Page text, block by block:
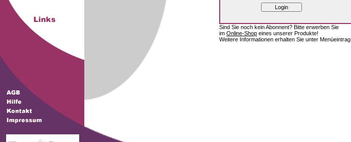
Sind Sie noch kein Abonnent? Bitte erwerben Sie
im Online-Shop eines unserer Produkte!
Weitere Informationen erhalten Sie unter Menüeintrag